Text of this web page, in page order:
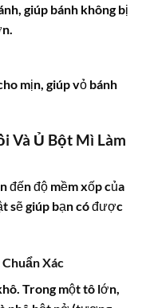
giúp bánh không bị
mịn, giúp vỏ bánh
Và Ủ Bột Mì Làm
đến độ mềm xốp của
sẽ giúp bạn có được
Xác
Trong một tô lớn,